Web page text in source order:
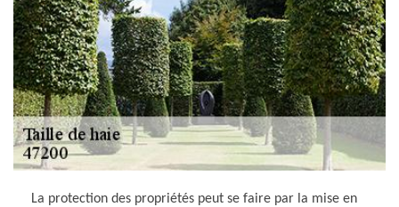
La protection des propriétés peut se faire par la mise en